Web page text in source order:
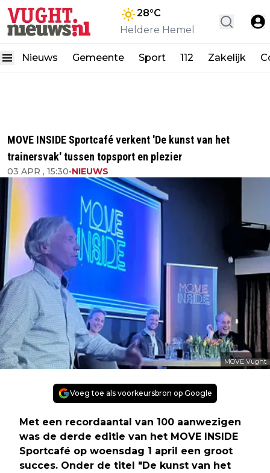
28°C
Heldere Hemel
Nieuws Gemeente Sport 112 Zakelijk
MOVE INSIDE Sportcafé verkent 'De kunst van het
trainersvak' tussen topsport en plezier
03 APR , 15:30•NIEUWS
MOVE Vught
Voeg toe als voorkeursbron op Google
Met een recordaantal van 100 aanwezigen
was de derde editie van het MOVE INSIDE
Sportcafé op woensdag 1 april een groot
succes. Onder de titel "De kunst van het